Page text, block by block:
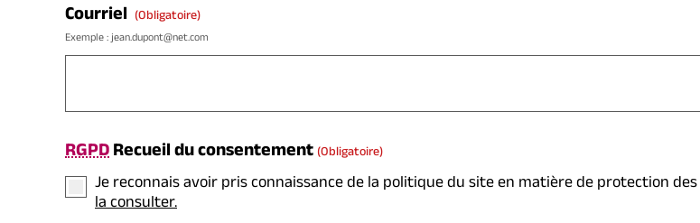
Courriel (obligatoire)
Exemple : jean.dupont@net.com
RGPDRecueil du consentement (obligatoire)
Je reconnais avoir pris connaissance de la politique du site en matière de protection des
la consulter.